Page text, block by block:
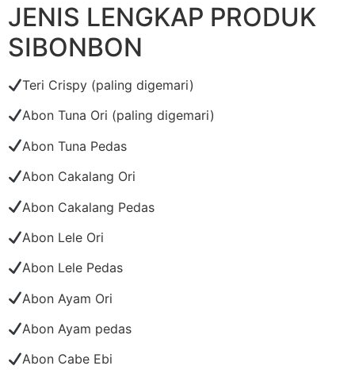
JENIS LENGKAP PRODUK
SIBONBON
Teri Crispy (paling digemari)
Abon Tuna Ori (paling digemari)
Abon Tuna Pedas
Abon Cakalang Ori
Abon Cakalang Pedas
Abon Lele Ori
Abon Lele Pedas
Abon Ayam Ori
Abon Ayam pedas
Abon Cabe Ebi